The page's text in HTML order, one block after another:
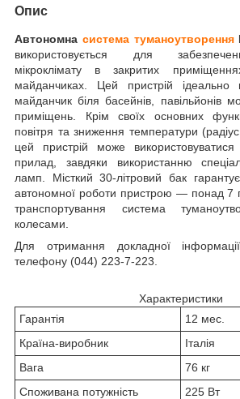
Опис
Автономна система туманоутворення
використовується для
мікроклімату в закритих
майданчиках. Цей пристрій ідеально
майданчик біля басейнів, павільйонів
приміщень. Крім своїх основних
повітря та зниження температури
цей пристрій може використовуватися
прилад, завдяки використанню
ламп. Місткий 30-літровий бак
автономної роботи пристрою — понад 7
транспортування система
колесами.
Для отримання докладної
телефону (044) 223-7-223.
Характеристики
Гарантія
12 мес.
Країна-виробник
Італія
Вага
76 кг
Споживана потужність
225 Вт